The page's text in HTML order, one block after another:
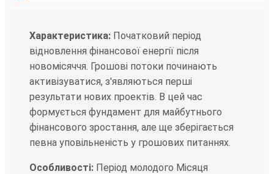
Характеристика: Початковий період
відновлення фінансової енергії після
новомісяччя. Грошові потоки починають
активізуватися, з'являються перші
результати нових проектів. В цей час
формується фундамент для майбутнього
фінансового зростання, але ще зберігається
певна уповільненість у грошових питаннях.
Особливості: Період молодого Місяця